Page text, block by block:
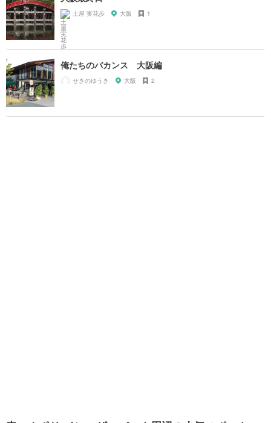
土屋 実花歩 大阪 1
俺たちのバカンス 大阪編
せきのゆうき 大阪 2